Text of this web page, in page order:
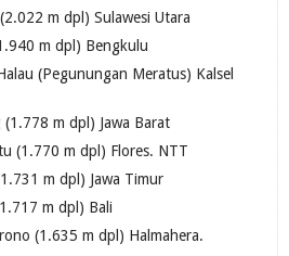
m dpl) Sulawesi Utara
m dpl) Bengkulu
(Pegunungan Meratus) Kalsel
m dpl) Jawa Barat
(1.770 m dpl) Flores. NTT
m dpl) Jawa Timur
m dpl) Bali
(1.635 m dpl) Halmahera.